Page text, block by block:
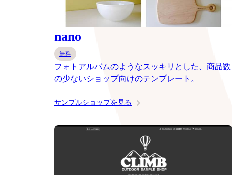
nano
無料
フォトアルバムのようなスッキリとした、商品数
の少ないショップ向けのテンプレート。
サンプルショップを見る